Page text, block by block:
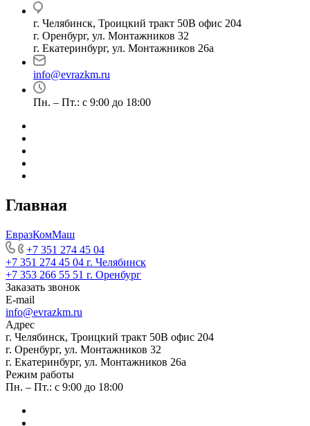
г. Челябинск, Троицкий тракт 50В офис 204
г. Оренбург, ул. Монтажников 32
г. Екатеринбург, ул. Монтажников 26а
info@evrazkm.ru
Пн. – Пт.: с 9:00 до 18:00
Главная
ЕвразКомМаш
+7 351 274 45 04
+7 351 274 45 04 г. Челябинск
+7 353 266 55 51 г. Оренбург
Заказать звонок
E-mail
info@evrazkm.ru
Адрес
г. Челябинск, Троицкий тракт 50В офис 204
г. Оренбург, ул. Монтажников 32
г. Екатеринбург, ул. Монтажников 26а
Режим работы
Пн. – Пт.: с 9:00 до 18:00